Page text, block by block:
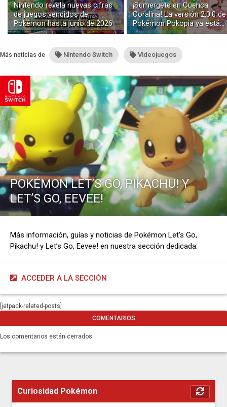
Nintendo revela nuevas cifras
de juegos vendidos de
Pokémon hasta junio de 2026
¡Sumergete en Cuenca
Coralina! La versión 2.0.0 de
Pokémon Pokopia ya está
disponible con buceo y
Más noticias de Nintendo Switch Videojuegos
POKÉMON LET’S GO, PIKACHU! Y
LET’S GO, EEVEE!
Más información, guías y noticias de Pokémon Let’s Go,
Pikachu! y Let’s Go, Eevee! en nuestra sección dedicada:
ACCEDER A LA SECCIÓN
[jetpack-related-posts]
COMENTARIOS
Los comentarios están cerrados.
Curiosidad Pokémon